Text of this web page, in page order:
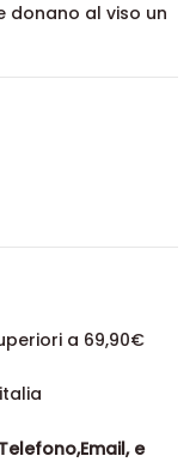
donano al viso un
a 69,90€
Telefono,Email, e